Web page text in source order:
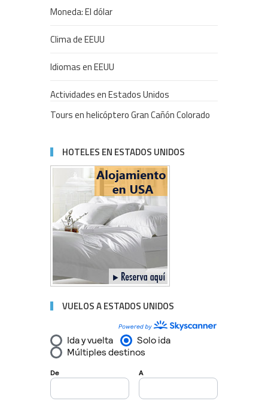
Moneda: El dólar
Clima de EEUU
Idiomas en EEUU
Actividades en Estados Unidos
Tours en helicóptero Gran Cañón Colorado
HOTELES EN ESTADOS UNIDOS
VUELOS A ESTADOS UNIDOS